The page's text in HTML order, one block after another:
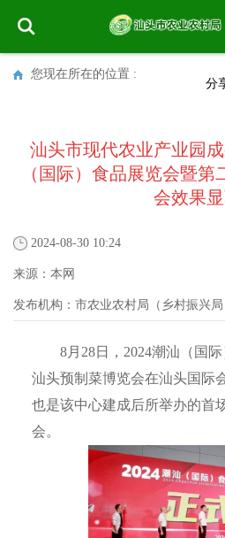
您现在所在的位置 :
分
汕头市现代农业产业园
（国际）食品展览会暨
会效果
2024-08-30 10:24
来源： 本网
发布机构： 市农业农村局（乡村振兴局
8月28日，2024潮汕（国际
汕头预制菜博览会在汕头国际
也是该中心建成后所举办的首
会。